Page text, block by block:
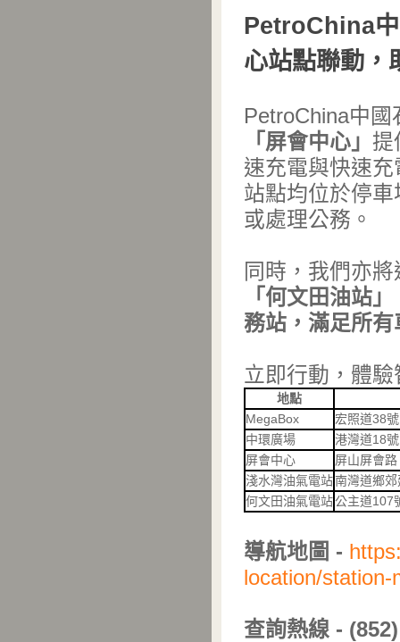
PetroChina
心站點聯動，
PetroChina中
「屏會中心」 提
速充電與快速
站點均位於停
或處理公務。
同時，我們亦
「何文田油站
務站，滿足所
立即行動，體
地點
MegaBox
宏照道38
中環廣場
港灣道18
屏會中心
屏山屏會
淺水灣油氣電站南灣道鄉
何文田油氣電站公主道107
導航地圖 -
location/station-
查詢熱線 -